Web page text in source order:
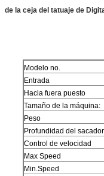
de la ceja del tatuaje de
Modelo no.
Entrada
Hacia fuera puesto
Tamaño de la máquina:
Peso
Profundidad del sacador
Control de velocidad
Max Speed
Min.Speed